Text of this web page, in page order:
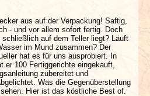
aus auf der Verpackung! Saftig,
- und vor allem sofort fertig. Doch
auf dem Teller liegt? Läuft
im Mund zusammen? Der
hat es für uns ausprobiert. In
er 100 Fertiggerichte eingekauft,
zubereitet und
Was die Gegenüberstellung
Hier ist das köstliche Best of.